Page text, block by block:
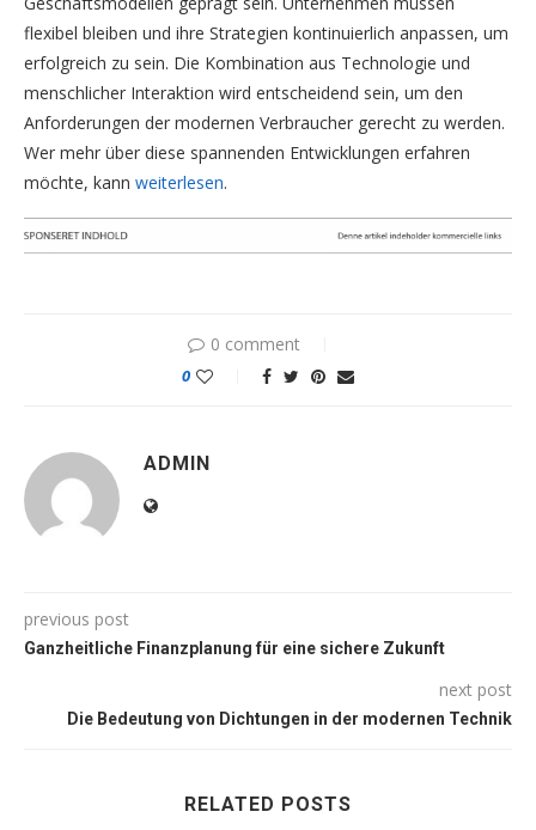
flexibel bleiben und ihre Strategien kontinuierlich anpassen, um
erfolgreich zu sein. Die Kombination aus Technologie und
menschlicher Interaktion wird entscheidend sein, um den
Anforderungen der modernen Verbraucher gerecht zu werden.
Wer mehr über diese spannenden Entwicklungen erfahren
möchte, kann weiterlesen.
0 comment
0
ADMIN
previous post
Ganzheitliche Finanzplanung für eine sichere Zukunft
next post
Die Bedeutung von Dichtungen in der modernen Technik
RELATED POSTS